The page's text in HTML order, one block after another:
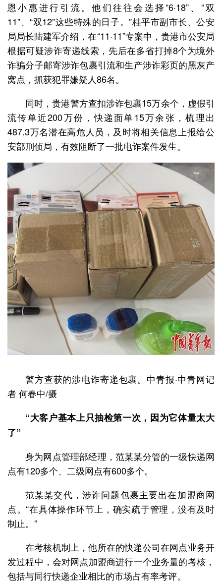
恩小惠进行引流。他们往往会选择“6·18”、“双
11”、“双12”这些特殊的日子。”桂平市副市长、公安
局局长陆建军介绍，在“11·11”专案中，贵港市公安局
根据可疑涉诈寄递线索，先后在多省打掉8个为境外
诈骗分子邮寄涉诈包裹引流和生产涉诈彩页的黑灰产
窝点，抓获犯罪嫌疑人86名。
同时，贵港警方查扣涉诈包裹15万余个，虚假引
流传单近200万份，快递面单15万余张，梳理出
487.3万名潜在高危人员，及时将相关信息上报给公
安部刑侦局，有效阻断了一批电诈案件发生。
警方查获的涉电诈寄递包裹。中青报·中青网记
者 何春中/摄
“大客户基本上只抽检第一次，因为它体量太大
了”
身为网点管理部经理，范某某分管的一级快递网
点有120多个、二级网点有600多个。
范某某交代，涉诈问题包裹主要出在加盟商网
点。“在具体操作环节上，确实疏于管理，没有及时
制止。”
在考核机制上，他所在的快递公司在网点业务开
发过程中，会对网点加盟商进行一个业务量的考核，
包括与同行快递企业相比的市场占有率考评。